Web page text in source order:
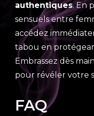
authentiques. En
sensuels entre
accédez
tabou en
Embrassez dès
pour révéler votre
FAQ